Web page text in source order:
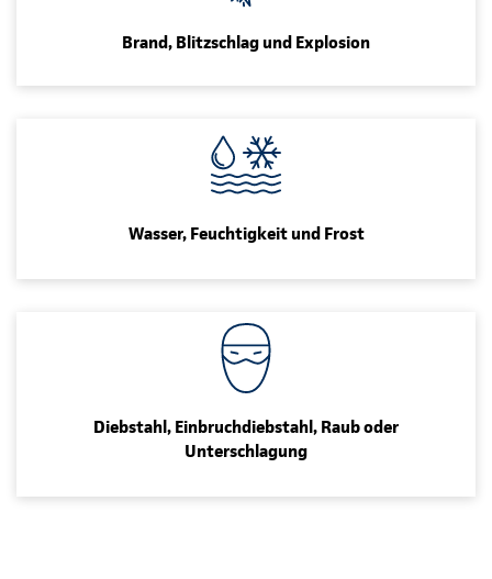
Brand, Blitzschlag und Explosion
Wasser, Feuchtigkeit und Frost
Diebstahl, Einbruchdiebstahl, Raub oder
Unterschlagung